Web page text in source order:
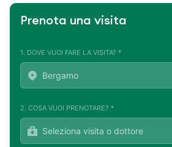
Prenota una visita
1. DOVE VUOI FARE LA VISITA? *
2. COSA VUOI PRENOTARE? *